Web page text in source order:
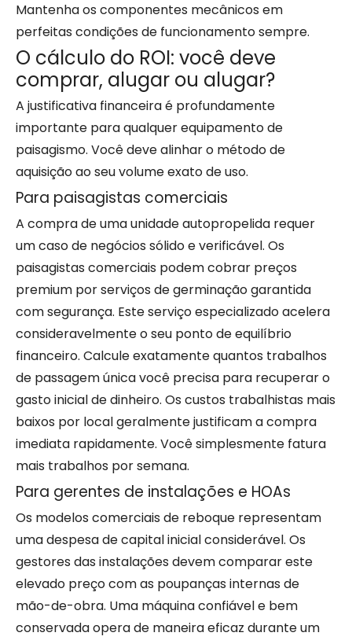
Mantenha os componentes mecânicos em
perfeitas condições de funcionamento sempre.
O cálculo do ROI: você deve
comprar, alugar ou alugar?
A justificativa financeira é profundamente
importante para qualquer equipamento de
paisagismo. Você deve alinhar o método de
aquisição ao seu volume exato de uso.
Para paisagistas comerciais
A compra de uma unidade autopropelida requer
um caso de negócios sólido e verificável. Os
paisagistas comerciais podem cobrar preços
premium por serviços de germinação garantida
com segurança. Este serviço especializado acelera
consideravelmente o seu ponto de equilíbrio
financeiro. Calcule exatamente quantos trabalhos
de passagem única você precisa para recuperar o
gasto inicial de dinheiro. Os custos trabalhistas mais
baixos por local geralmente justificam a compra
imediata rapidamente. Você simplesmente fatura
mais trabalhos por semana.
Para gerentes de instalações e HOAs
Os modelos comerciais de reboque representam
uma despesa de capital inicial considerável. Os
gestores das instalações devem comparar este
elevado preço com as poupanças internas de
mão-de-obra. Uma máquina confiável e bem
conservada opera de maneira eficaz durante um